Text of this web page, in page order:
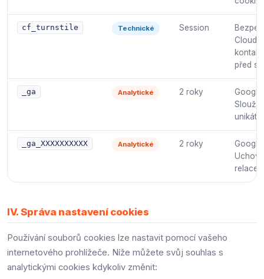
cf_turnstile Technické Session
před
_ga Analytické 2 roky
Google
Slouží
_ga_XXXXXXXXXX Analytické 2 roky
Google
relace.
IV. Správa nastavení cookies
Používání souborů cookies lze nastavit pomocí vašeho
internetového prohlížeče. Níže můžete svůj souhlas s
analytickými cookies kdykoliv změnit: